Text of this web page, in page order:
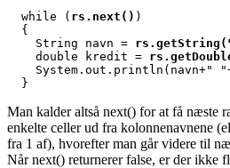
  while (
rs.next() )
  {
    String navn =
    double kredit =
System.out.println(navn+"
  }
Man kalder altså next() for at få næste
enkelte celler ud fra kolonnenavnene
fra 1 af), hvorefter man går videre til
Når next() returnerer false, er der ikke